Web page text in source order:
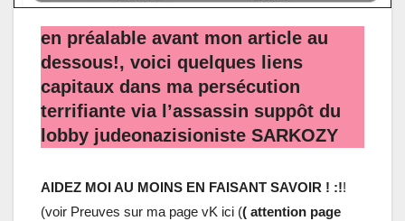
en préalable avant mon article au
dessous!, voici quelques liens
capitaux dans ma persécution
terrifiante via l’assassin suppôt du
lobby judeonazisioniste SARKOZY
AIDEZ MOI AU MOINS EN FAISANT SAVOIR ! :!!
(voir Preuves sur ma page vK ici (( attention page